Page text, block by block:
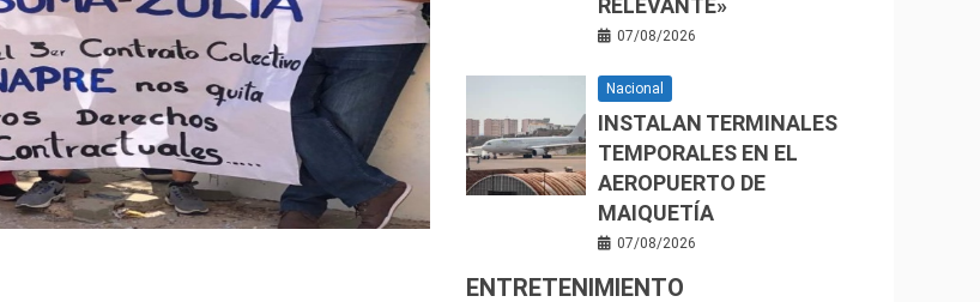
RELEVANTE»
07/08/2026
Nacional
INSTALAN TERMINALES
TEMPORALES EN EL
AEROPUERTO DE
MAIQUETÍA
07/08/2026
ENTRETENIMIENTO